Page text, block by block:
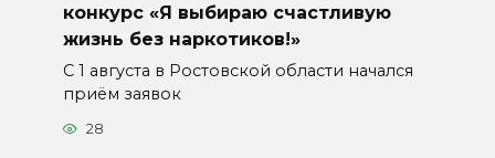
конкурс «Я выбираю счастливую
жизнь без наркотиков!»
С 1 августа в Ростовской области начался
приём заявок
28